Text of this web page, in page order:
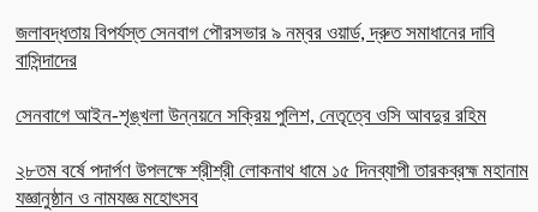
জলাবদ্ধতায় বিপর্যস্ত সেনবাগ পৌরসভার ৯ নম্বর ওয়ার্ড, দ্রুত সমাধানের দাবি
বাসিন্দাদের
সেনবাগে আইন-শৃঙ্খলা উন্নয়নে সক্রিয় পুলিশ, নেতৃত্বে ওসি আবদুর রহিম
২৮তম বর্ষে পদার্পণ উপলক্ষে শ্রীশ্রী লোকনাথ ধামে ১৫ দিনব্যাপী তারকব্রহ্ম মহানাম
যজ্ঞানুষ্ঠান ও নামযজ্ঞ মহোৎসব